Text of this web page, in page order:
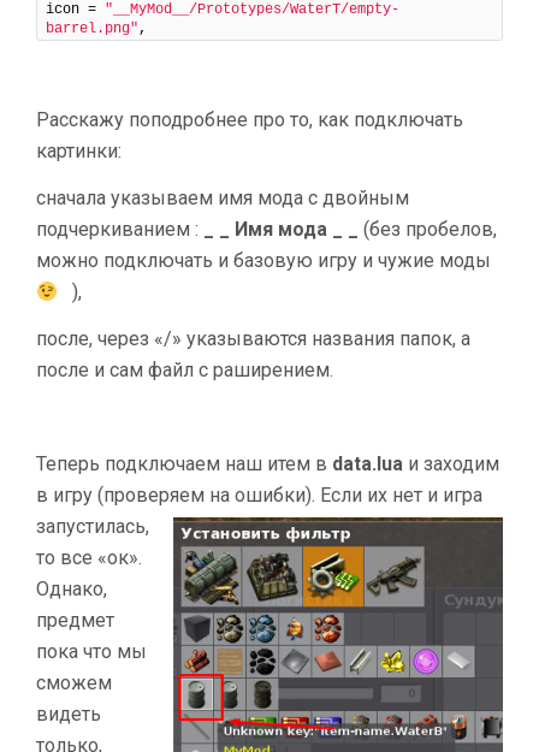
icon = "__MyMod__/Prototypes/WaterT/empty-
barrel.png",
Расскажу поподробнее про то, как подключать
картинки:
сначала указываем имя мода с двойным
подчеркиванием :
_ _ Имя мода _ _
(без пробелов,
можно подключать и базовую игру и чужие моды
),
после, через «/» указываются названия папок, а
после и сам файл с раширением.
Теперь подключаем наш итем в data.lua и заходим
в игру (проверяем на ошибки). Если их нет и игра
запустилась,
то все «ок».
Однако,
предмет
пока что мы
сможем
видеть
только,